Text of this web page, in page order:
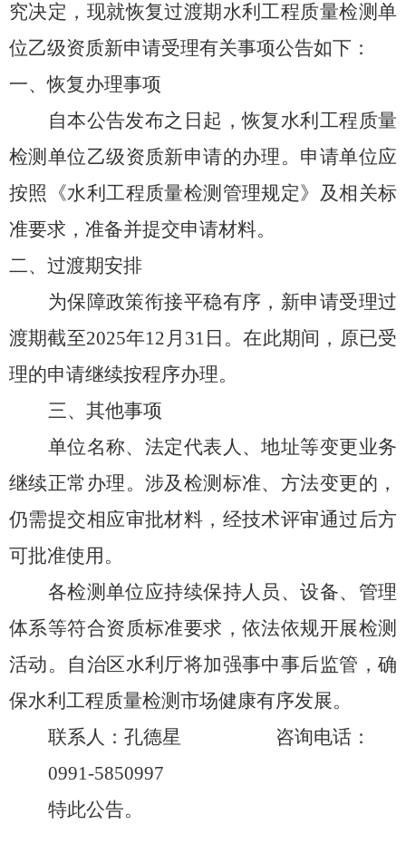
究决定，现就恢复过渡期水利工程质量检测单
位乙级资质新申请受理有关事项公告如下：
一、恢复办理事项
自本公告发布之日起，恢复水利工程质量
检测单位乙级资质新申请的办理。申请单位应
按照《水利工程质量检测管理规定》及相关标
准要求，准备并提交申请材料。
二、过渡期安排
为保障政策衔接平稳有序，新申请受理过
渡期截至2025年12 月 31 日。在此期间，原已受
理的申请继续按程序办理。
三、其他事项
单位名称、法定代表人、地址等变更业务
继续正常办理。涉及检测标准、方法变更的，
仍需提交相应审批材料，经技术评审通过后方
可批准使用。
各检测单位应持续保持人员、设备、管理
体系等符合资质标准要求，依法依规开展检测
活动。自治区水利厅将加强事中事后监管，确
保水利工程质量检测市场健康有序发展。
联系人： 孔德星
咨询电话：
0991-5850997
特此公告。